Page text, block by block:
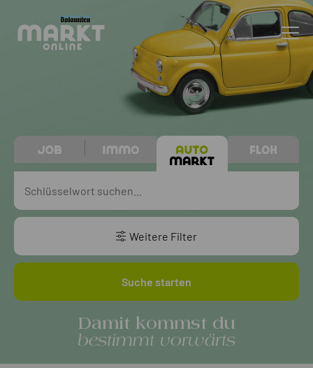
Damit kommst du
bestimmt vorwärts
Weitere Filter
Suche starten